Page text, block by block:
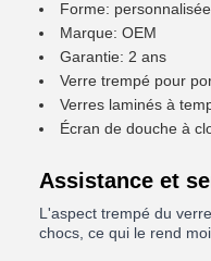
Forme: personnalisée
Marque: OEM
Garantie: 2 ans
Verre trempé pour
Verres laminés à
Écran de douche à
Assistance et
L'aspect trempé du
chocs, ce qui le rend